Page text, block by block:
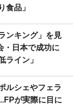
食品」
ンキング」を見
・日本で成功に
ライン」
ルシェやフェラ
が実際に目に